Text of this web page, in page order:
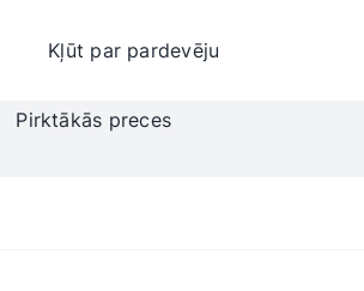
Kļūt par pardevēju
Pirktākās preces